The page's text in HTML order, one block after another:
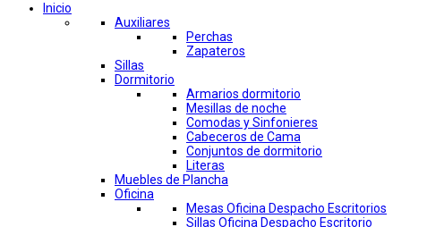
Inicio
Auxiliares
Perchas
Zapateros
Sillas
Dormitorio
Armarios dormitorio
Mesillas de noche
Comodas y Sinfonieres
Cabeceros de Cama
Conjuntos de dormitorio
Literas
Muebles de Plancha
Oficina
Mesas Oficina Despacho Escritorios
Sillas Oficina Despacho Escritorio